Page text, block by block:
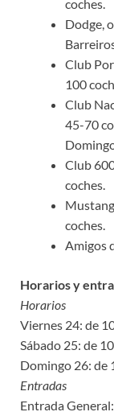
coches.
Dodge,
Club
100
Club
45-70
Club
coches.
coches.
Amigos
Horarios y
Horarios
Viernes 24: de
Sábado 25: de
Domingo 26: de
Entradas
Entrada